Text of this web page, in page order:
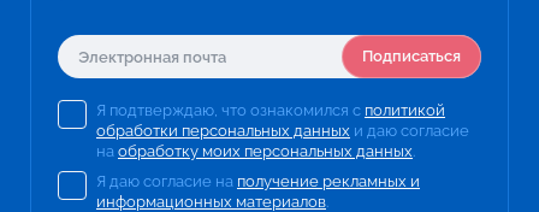
Подписаться
Я подтверждаю, что ознакомился с политикой
обработки персональных данных и даю согласие
на обработку моих персональных данных.
Я даю согласие на получение рекламных и
информационных материалов.